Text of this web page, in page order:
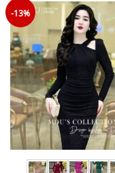
-13%